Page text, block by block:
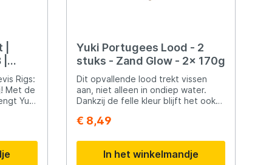
Rigs:
Yuki
rigs zijn
Yuki Portugees Lood - 2
stuks - Zand Glow - 2x 170g
Dit opvallende lood trekt vissen
aan, niet alleen in ondiep water.
Dankzij de felle kleur blijft het ook
donkere wateren, wat zorgt voor
speciale vorm is dit lood perfect
geschikt om ver en nauwkeurig te
€ 8,49
In het winkelmandje